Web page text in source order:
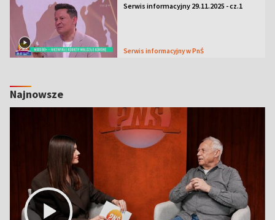
Serwis informacyjny 29.11.2025 - cz.1
Serwis informacyjny w PnŚ
Najnowsze